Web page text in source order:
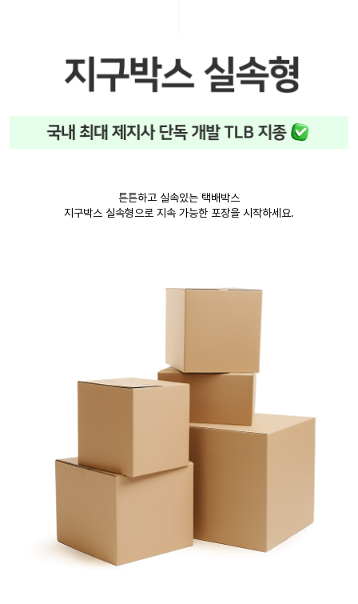
튼튼하고 실속있는 택배박스
지구박스 실속형으로 지속 가능한 포장을 시작하세요.